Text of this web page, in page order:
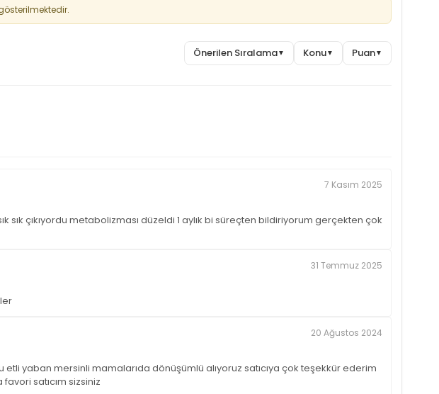
Önerilen Sıralama▼ Konu▼ Puan▼
7 Kasım 2025
çıkıyordu metabolizması düzeldi 1 aylık bi süreçten bildiriyorum gerçekten çok
31 Temmuz 2025
20 Ağustos 2024
yaban mersinli mamalarıda dönüşümlü alıyoruz satıcıya çok teşekkür ederim
satıcım sizsiniz